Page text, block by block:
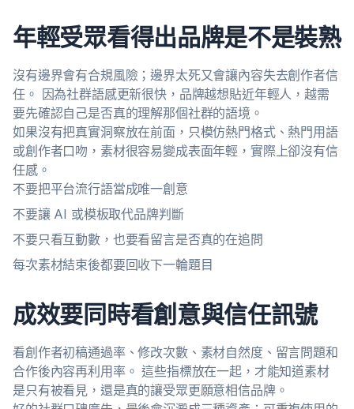
年輕受眾看得出品牌是不是裝熟
沒有邊界會有合規風險；邊界太死又會讓內容失去創作者信
任。 因為社群語感更新很快，品牌越想貼近年輕人，越需
要先確認自己是否真的理解那個社群的語境。
如果沒有把真實洞察放在前面，只模仿熱門格式、熱門用語
或創作者口吻，素材很容易變成表面年輕，實際上卻沒有信
任感。
不要把平台流行語當成唯一創意
不要讓 AI 或模板取代品牌判斷
不要只看互動數，也要看留言是否真的在追問
每次素材結束後都要回收下一輪題目
成效要同時看創意與信任訊號
看創作者初稿通過率、修改次數、素材自然度、留言問題和
合作後內容再利用率。 這些指標放在一起，才能知道素材
是只有被看見，還是真的讓受眾更願意相信品牌。